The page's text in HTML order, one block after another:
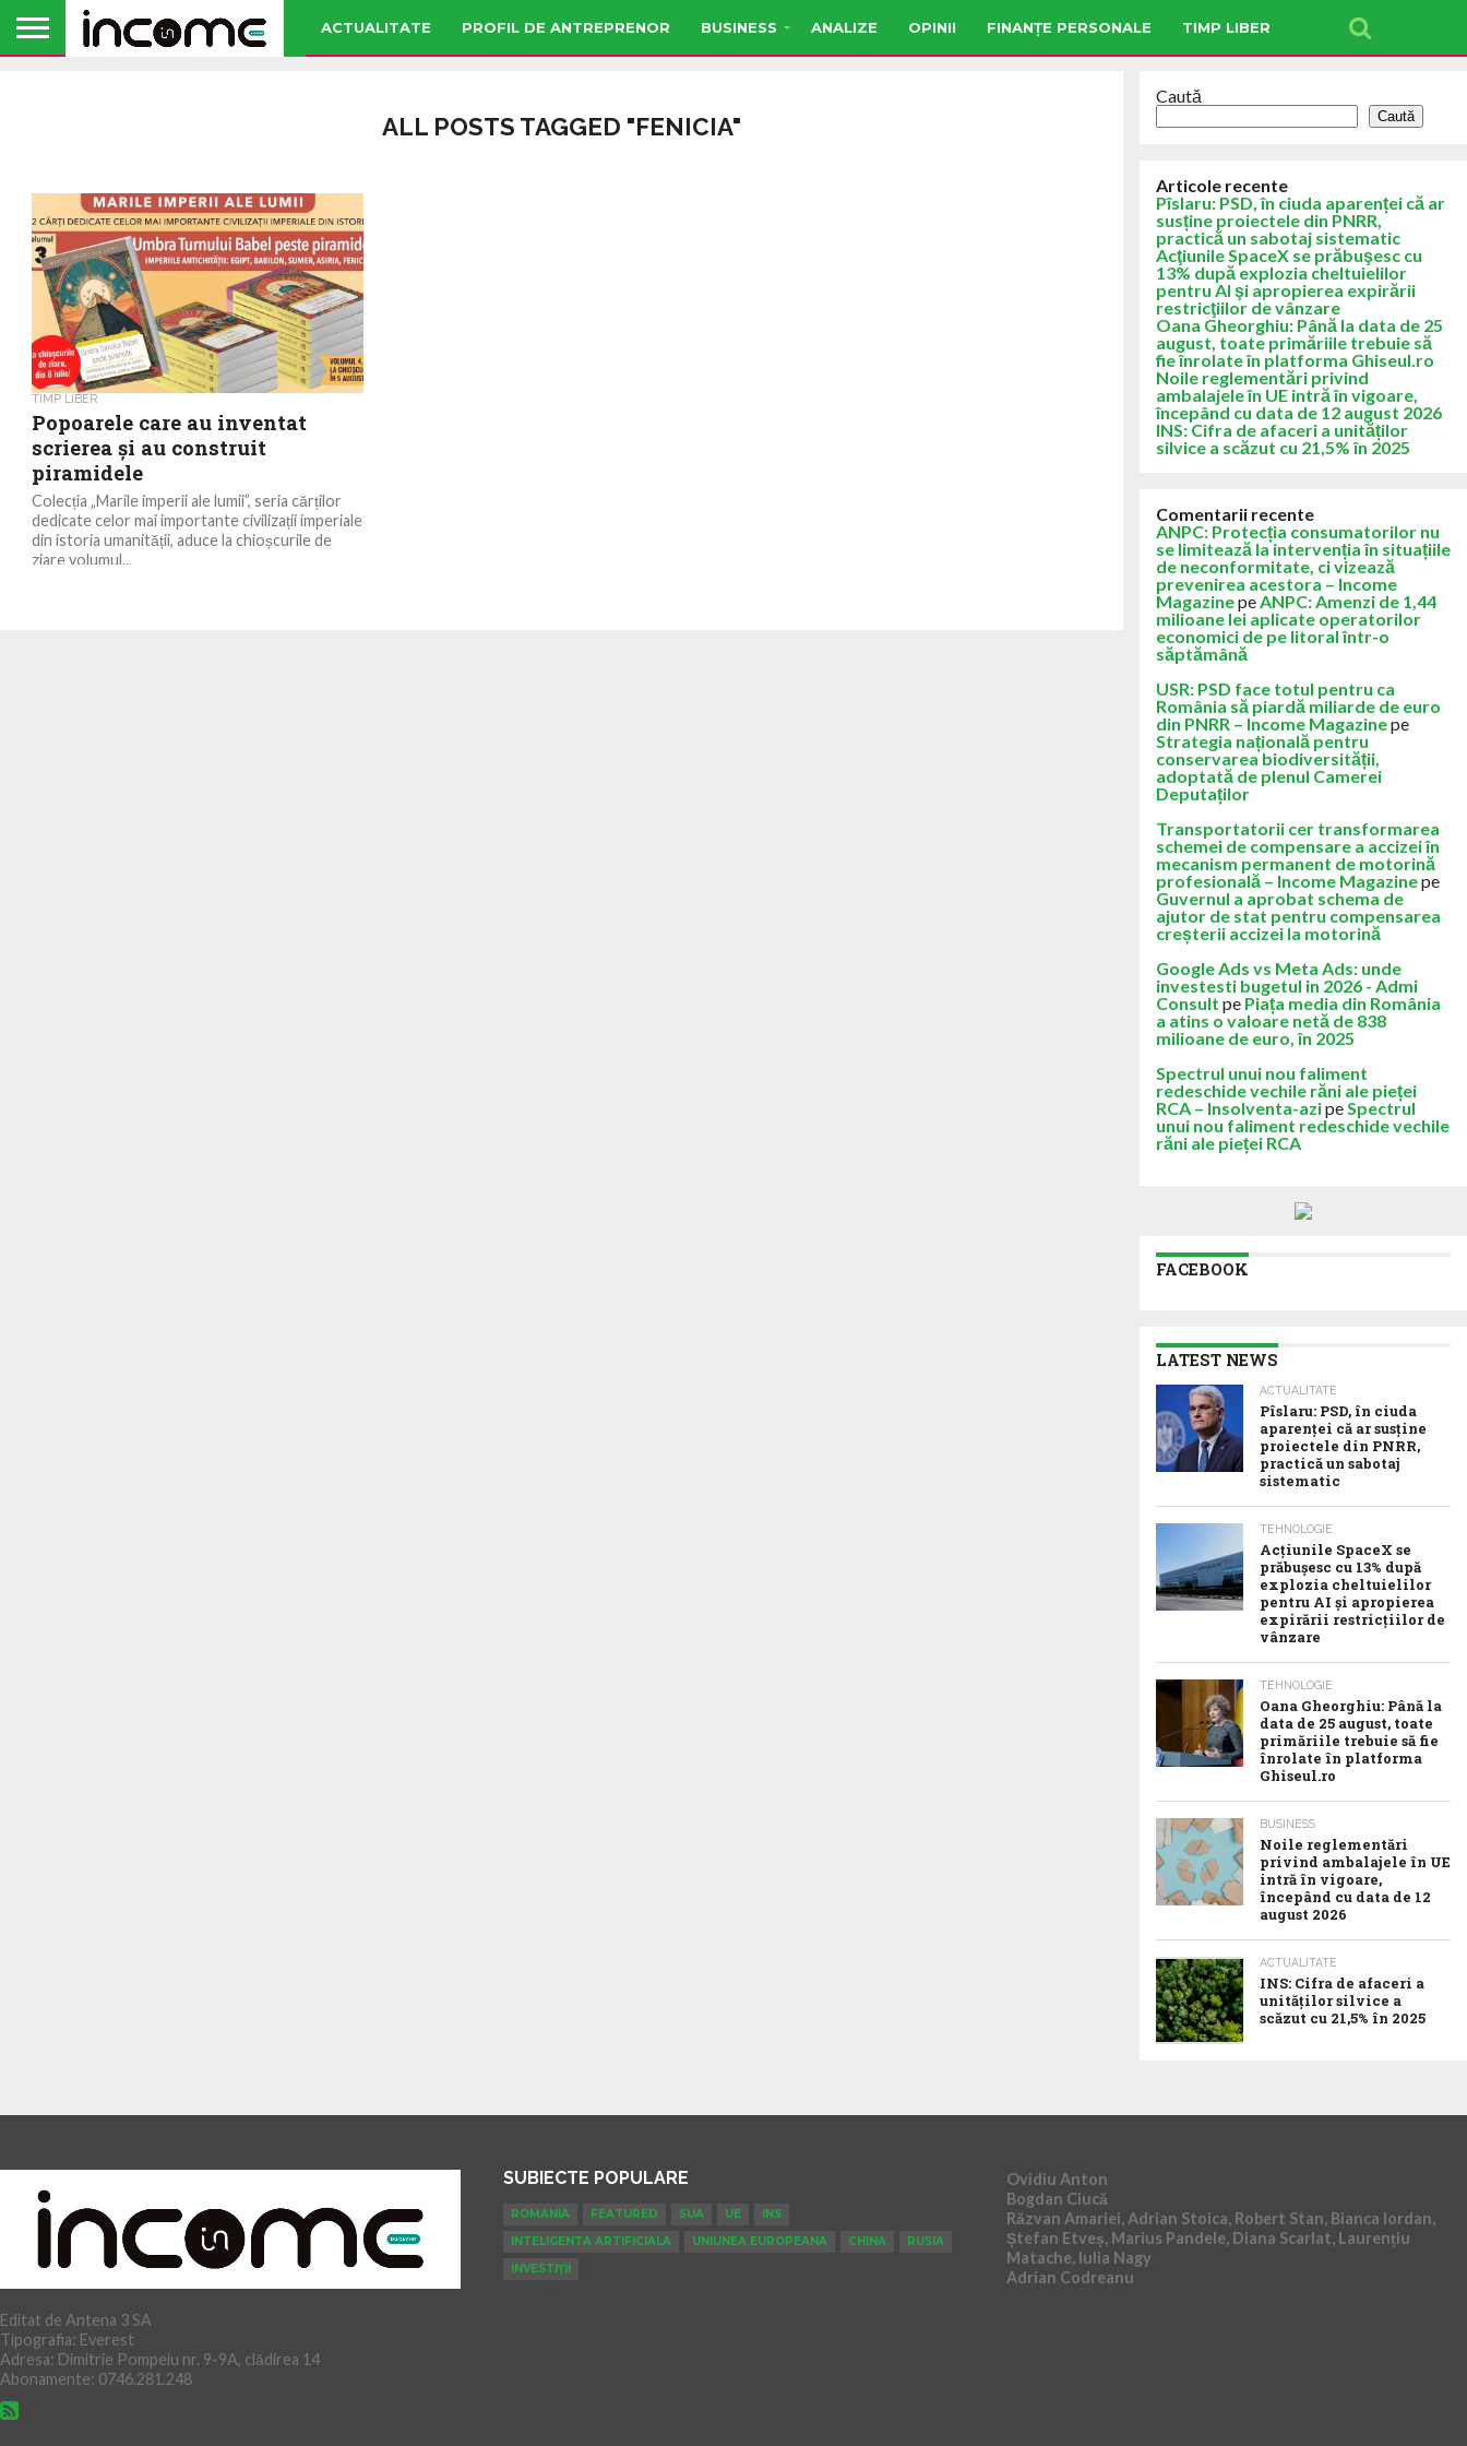
ACTUALITATE PROFIL DE ANTREPRENOR BUSINESS ANALIZE OPINII FINANȚE PERSONALE TIMP LIBER
ALL POSTS TAGGED "FENICIA"
TIMP LIBER
Popoarele care au inventat
scrierea și au construit
piramidele
Colecția „Marile imperii ale lumii”, seria cărților
dedicate celor mai importante civilizații imperiale
din istoria umanității, aduce la chioșcurile de
ziare volumul...
Caută
Caută
Articole recente
Pîslaru: PSD, în ciuda aparenței că ar
susține proiectele din PNRR,
practică un sabotaj sistematic
Acţiunile SpaceX se prăbuşesc cu
13% după explozia cheltuielilor
pentru AI şi apropierea expirării
restricţiilor de vânzare
Oana Gheorghiu: Până la data de 25
august, toate primăriile trebuie să
fie înrolate în platforma Ghiseul.ro
Noile reglementări privind
ambalajele în UE intră în vigoare,
începând cu data de 12 august 2026
INS: Cifra de afaceri a unităților
silvice a scăzut cu 21,5% în 2025
Comentarii recente
ANPC: Protecția consumatorilor nu
se limitează la intervenția în situațiile
de neconformitate, ci vizează
prevenirea acestora – Income
MagazinepeANPC: Amenzi de 1,44
milioane lei aplicate operatorilor
economici de pe litoral într-o
săptămână
USR: PSD face totul pentru ca
România să piardă miliarde de euro
din PNRR – Income Magazinepe
Strategia națională pentru
conservarea biodiversității,
adoptată de plenul Camerei
Deputaților
Transportatorii cer transformarea
schemei de compensare a accizei în
mecanism permanent de motorină
profesională – Income Magazinepe
Guvernul a aprobat schema de
ajutor de stat pentru compensarea
creșterii accizei la motorină
Google Ads vs Meta Ads: unde
investesti bugetul in 2026 - Admi
Consult pe Piața media din România
a atins o valoare netă de 838
milioane de euro, în 2025
Spectrul unui nou faliment
redeschide vechile răni ale pieței
RCA – Insolventa-azipeSpectrul
unui nou faliment redeschide vechile
răni ale pieței RCA
FACEBOOK
LATEST NEWS
ACTUALITATE
Pîslaru: PSD, în ciuda
aparenței că ar susține
proiectele din PNRR,
practică un sabotaj
sistematic
TEHNOLOGIE
Acţiunile SpaceX se
prăbuşesc cu 13% după
explozia cheltuielilor
pentru AI şi apropierea
expirării restricţiilor de
vânzare
TEHNOLOGIE
Oana Gheorghiu: Până la
data de 25 august, toate
primăriile trebuie să fie
înrolate în platforma
Ghiseul.ro
BUSINESS
Noile reglementări
privind ambalajele în UE
intră în vigoare,
începând cu data de 12
august 2026
ACTUALITATE
INS: Cifra de afaceri a
unităților silvice a
scăzut cu 21,5% în 2025
Editat de Antena 3 SA
Tipografia: Everest
Adresa: Dimitrie Pompeiu nr. 9-9A, clădirea 14
Abonamente: 0746.281.248
SUBIECTE POPULARE
ROMANIA FEATURED SUA UE
INS
INTELIGENTA ARTIFICIALA
UNIUNEA EUROPEANA CHINA
RUSIA
INVESTIȚII
Ovidiu Anton
Bogdan Ciucă
Răzvan Amariei, Adrian Stoica, Robert Stan, Bianca Iordan,
Ștefan Etveș, Marius Pandele, Diana Scarlat, Laurențiu
Matache, Iulia Nagy
Adrian Codreanu